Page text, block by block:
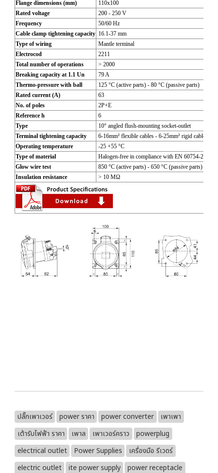
Flange dimensions (mm)
110x100
Rated voltage
200 - 250 V
Frequency
50/60 Hz
Cable clamp tightening capacity 16.1-37 mm
Type of wiring
Mantle terminal
Electrocod
2211
Total number of operations
> 2000
Breaking capacity at 1.1 Un
79 A
Thermo-pressure with ball
125 °C (active parts) - 80 °C (passive parts)
Rated current (A)
63
No. of poles
2P+E
Reference h
6
Type
10° angled flush-mounting socket-outlet
Terminal tightening capacity
6-16mm² flexible cables - 6-25mm² rigid cables
Operating temperature
-25 +55 °C
Type of material
Halogen-free in compliance with EN 60754-2
Glow wire test
850 °C (active parts) - 650 °C (passive parts)
Insulation resistance
> 10 MΩ
ปลั๊กเพาเวอร์ power ราคา power converter
เพาเพา
เต้ารับไฟฟ้า ราคา
เพาล เพาเวอร์คราว
powerplug
electrical outlet
Power Supplies
เครื่องมือ รีเวดร์
electric outlet
ite power supply
power receptacle